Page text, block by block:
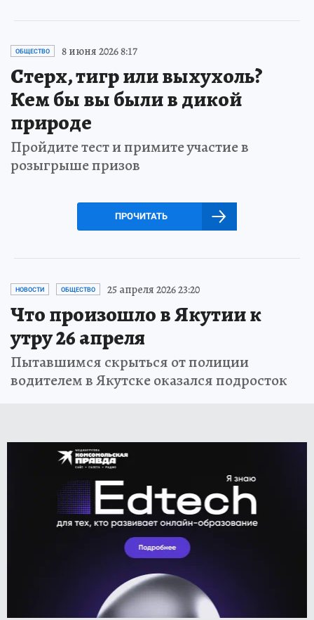
ОБЩЕСТВО 8 июня 2026 8:17
Стерх, тигр или выхухоль?
Кем бы вы были в дикой
природе
Пройдите тест и примите участие в
розыгрыше призов
ПРОЧИТАТЬ
НОВОСТИ ОБЩЕСТВО 25 апреля 2026 23:20
Что произошло в Якутии к
утру 26 апреля
Пытавшимся скрыться от полиции
водителем в Якутске оказался подросток